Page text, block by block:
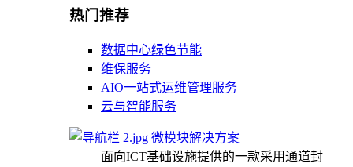
热门推荐
数据中心绿色节能
维保服务
AIO一站式运维管理服务
云与智能服务
微模块解决方案
面向ICT基础设施提供的一款采用通道封